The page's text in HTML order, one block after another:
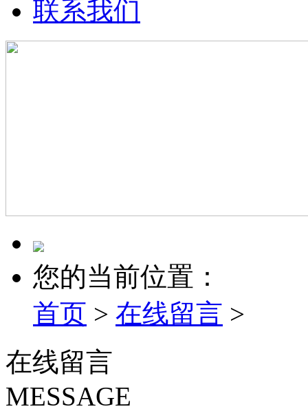
联系我们
您的当前位置：
首页 > 在线留言 >
在线留言
MESSAGE